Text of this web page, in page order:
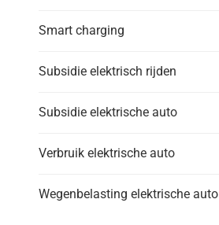
Smart charging
Subsidie elektrisch rijden
Subsidie elektrische auto
Verbruik elektrische auto
Wegenbelasting elektrische auto